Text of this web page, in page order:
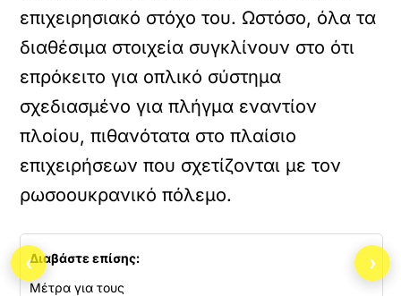
επιχειρησιακό στόχο του. Ωστόσο, όλα τα
διαθέσιμα στοιχεία συγκλίνουν στο ότι
επρόκειτο για οπλικό σύστημα
σχεδιασμένο για πλήγμα εναντίον
πλοίου, πιθανότατα στο πλαίσιο
επιχειρήσεων που σχετίζονται με τον
ρωσοουκρανικό πόλεμο.
Διαβάστε επίσης:
Μέτρα για τους
‹ ›